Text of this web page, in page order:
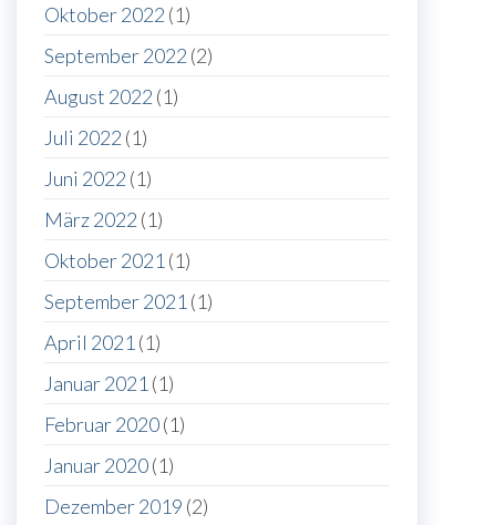
Oktober 2022 (1)
September 2022 (2)
August 2022 (1)
Juli 2022 (1)
Juni 2022 (1)
März 2022 (1)
Oktober 2021 (1)
September 2021 (1)
April 2021 (1)
Januar 2021 (1)
Februar 2020(1)
Januar 2020(1)
Dezember 2019 (2)